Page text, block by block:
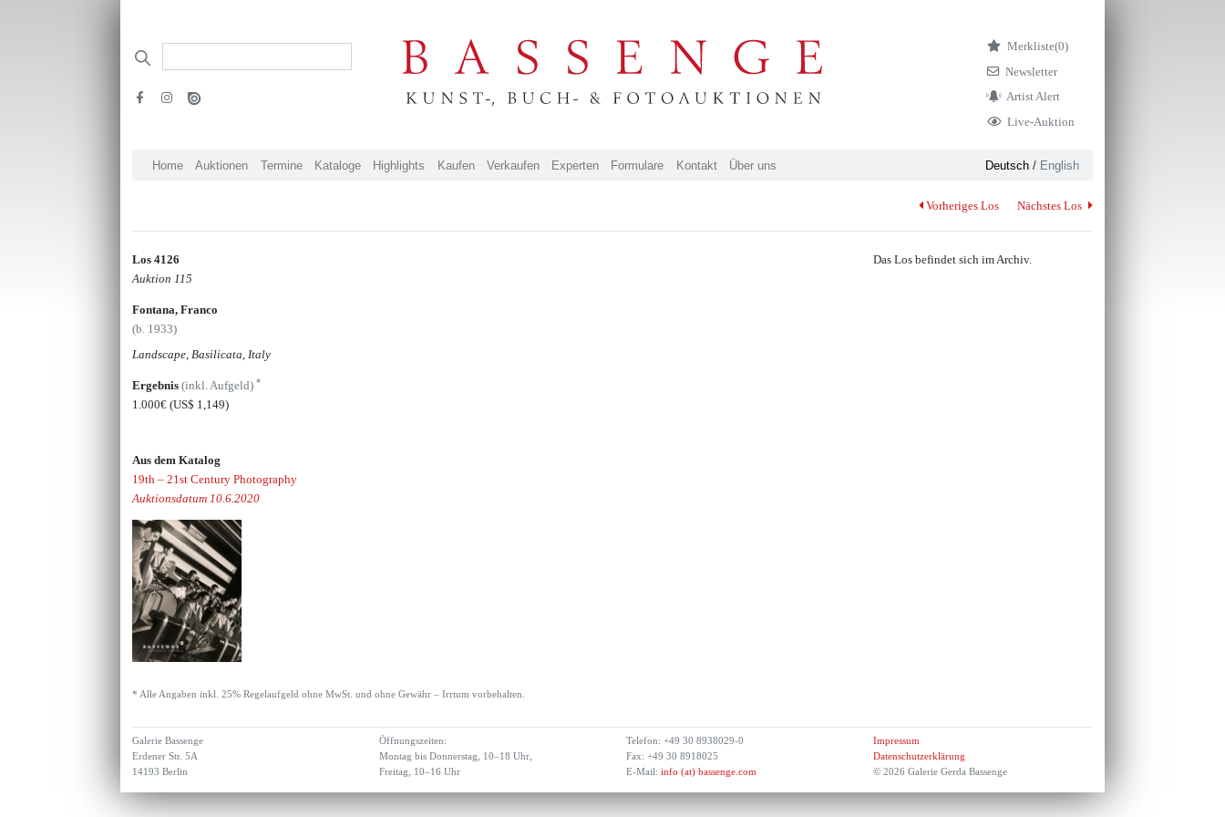
Merkliste(0)
Newsletter
Artist Alert
Live-Auktion
Home Auktionen Termine Kataloge Highlights Kaufen Verkaufen Experten Formulare Kontakt Über uns Deutsch/ English
Vorheriges Los Nächstes Los
Los 4126
Auktion 115
Fontana, Franco
(b. 1933)
Landscape, Basilicata, Italy
Ergebnis(inkl. Aufgeld)*
1.000€(US$ 1,149)
Aus dem Katalog
19th – 21st Century Photography
Auktionsdatum 10.6.2020
Das Los befindet sich im Archiv.
* Alle Angaben inkl. 25% Regelaufgeld ohne MwSt. und ohne Gewähr – Irrtum vorbehalten.
Galerie Bassenge
Erdener Str. 5A
14193 Berlin
Öffnungszeiten:
Montag bis Donnerstag, 10–18 Uhr,
Freitag, 10–16 Uhr
Telefon: +49 30 8938029-0
Fax: +49 30 8918025
E-Mail: info (at) bassenge.com
Impressum
Datenschutzerklärung
© 2026 Galerie Gerda Bassenge